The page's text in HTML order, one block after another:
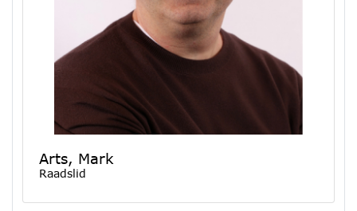
Arts, Mark
Raadslid